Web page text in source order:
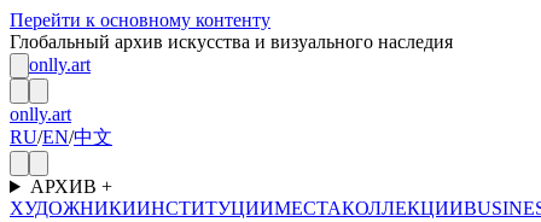
Перейти к основному контенту
Глобальный архив искусства и визуального наследия
onlly.art
onlly.art
RU/EN/中文
АРХИВ +
ХУДОЖНИКИИНСТИТУЦИИМЕСТАКОЛЛЕКЦИИ